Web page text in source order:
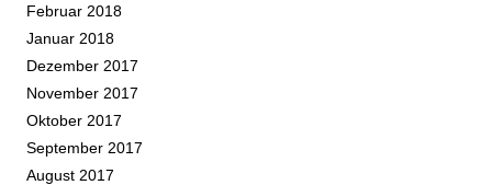
Februar 2018
Januar 2018
Dezember 2017
November 2017
Oktober 2017
September 2017
August 2017